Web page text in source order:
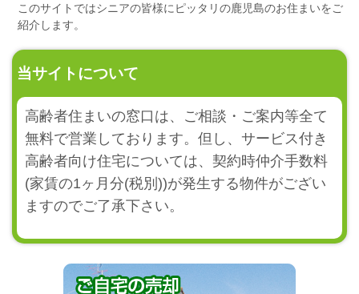
このサイトではシニアの皆様にピッタリの鹿児島のお住まいをご
紹介します。
当サイトについて
高齢者住まいの窓口は、ご相談・ご案内等全て
無料で営業しております。但し、サービス付き
高齢者向け住宅については、契約時仲介手数料
(家賃の1ヶ月分(税別))が発生する物件がござい
ますのでご了承下さい。